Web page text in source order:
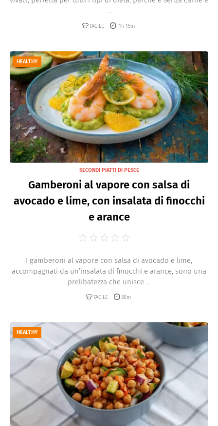
...
FACILE 1h 15m
HEALTHY
SECONDI PIATTI DI PESCE
Gamberoni al vapore con salsa di
avocado e lime, con insalata di finocchi
e arance
I gamberoni al vapore con salsa di avocado e lime,
accompagnati da un’insalata di finocchi e arance, sono una
prelibatezza che unisce ...
FACILE 30m
HEALTHY